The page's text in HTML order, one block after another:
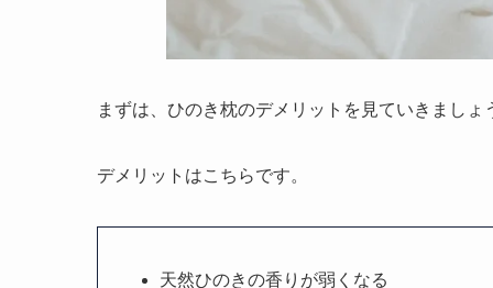
まずは、ひのき枕のデメリットを見ていきましょ
デメリットはこちらです。
天然ひのきの香りが弱くなる